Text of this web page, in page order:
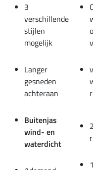
3
verschillende
stijlen
mogelijk
Langer
gesneden
achteraan
Buitenjas
wind- en
waterdicht